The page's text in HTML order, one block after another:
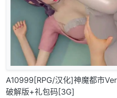
A10999[RPG/汉化]神魔都市
破解版+礼包码[3G]